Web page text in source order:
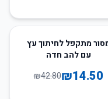
מתקפל לחיתוך עץ
עם להב חדה
₪14.50
₪42.80